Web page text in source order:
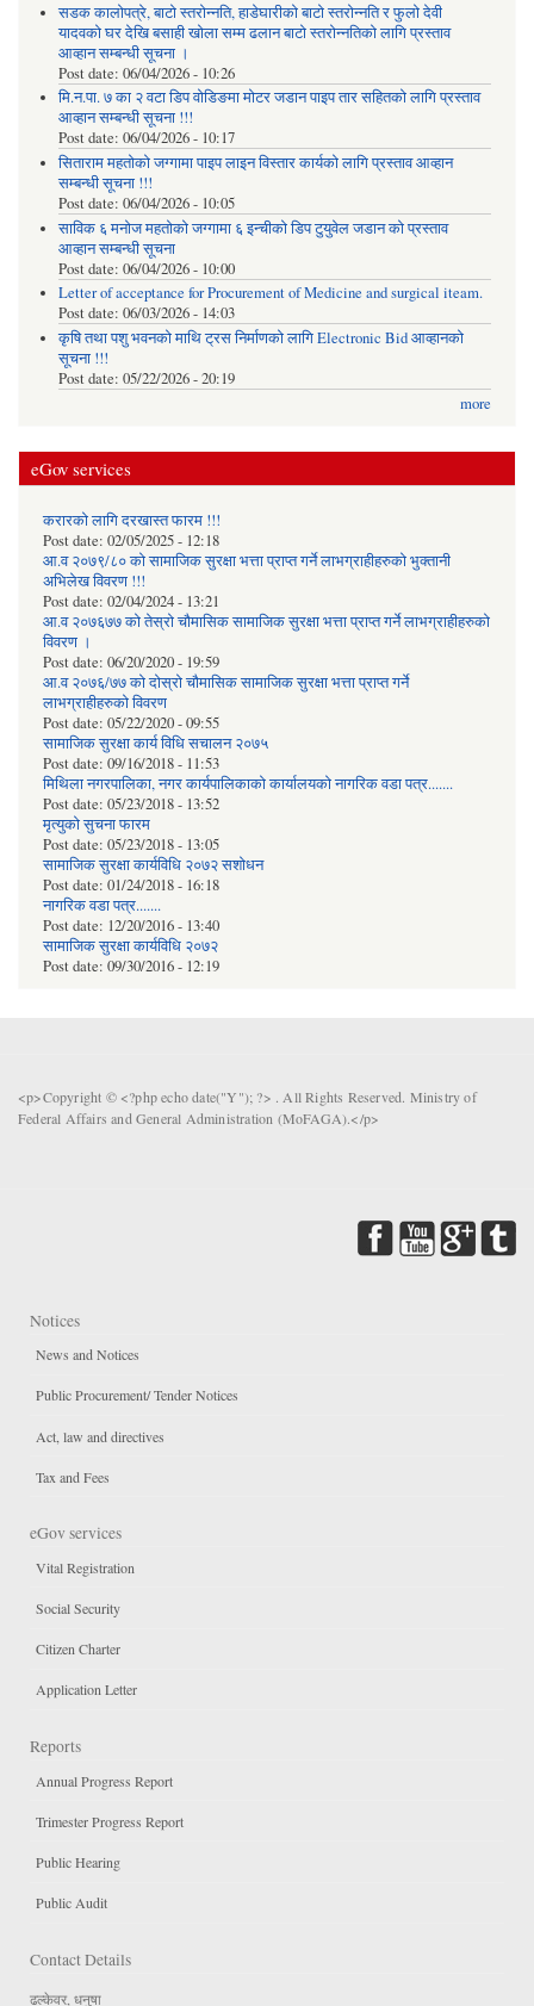
सडक कालोपत्रे, बाटो स्तरोन्नति, हाडेघारीको बाटो स्तरोन्नति र फुलो देवी
यादवको घर देखि बसाही खोला सम्म ढलान बाटो स्तरोन्नतिको लागि प्रस्ताव
आव्हान सम्बन्धी सूचना ।
Post date: 06/04/2026 - 10:26
मि.न.पा. ७ का २ वटा डिप वोडिङमा मोटर जडान पाइप तार सहितको लागि प्रस्ताव
आव्हान सम्बन्धी सूचना !!!
Post date: 06/04/2026 - 10:17
सिताराम महतोको जग्गामा पाइप लाइन विस्तार कार्यको लागि प्रस्ताव आव्हान
सम्बन्धी सूचना !!!
Post date: 06/04/2026 - 10:05
साविक ६ मनोज महतोको जग्गामा ६ इन्चीको डिप टुयुवेल जडान को प्रस्ताव
आव्हान सम्बन्धी सूचना
Post date: 06/04/2026 - 10:00
Letter of acceptance for Procurement of Medicine and surgical iteam.
Post date: 06/03/2026 - 14:03
कृषि तथा पशु भवनको माथि ट्रस निर्माणको लागि Electronic Bid आव्हानको
सूचना !!!
Post date: 05/22/2026 - 20:19
more
eGov services
करारको लागि दरखास्त फारम !!!
Post date: 02/05/2025 - 12:18
आ.व २०७९/८० को सामाजिक सुरक्षा भत्ता प्राप्त गर्ने लाभग्राहीहरुको भुक्तानी
अभिलेख विवरण !!!
Post date: 02/04/2024 - 13:21
आ.व २०७६७७ को तेस्रो चौमासिक सामाजिक सुरक्षा भत्ता प्राप्त गर्ने लाभग्राहीहरुको
विवरण ।
Post date: 06/20/2020 - 19:59
आ.व २०७६/७७ को दोस्रो चौमासिक सामाजिक सुरक्षा भत्ता प्राप्त गर्ने
लाभग्राहीहरुको विवरण
Post date: 05/22/2020 - 09:55
सामाजिक सुरक्षा कार्य विधि स‌चालन २०७५
Post date: 09/16/2018 - 11:53
मिथिला नगरपालिका, नगर कार्यपालिकाको कार्यालयकाे नागरिक वडा पत्र.......
Post date: 05/23/2018 - 13:52
मृत्युको सुचना फारम
Post date: 05/23/2018 - 13:05
सामाजिक सुरक्षा कार्यविधि २०७२ स‌शाेधन
Post date: 01/24/2018 - 16:18
नागरिक वडा पत्र.......
Post date: 12/20/2016 - 13:40
सामाजिक सुरक्षा कार्यविधि २०७२
Post date: 09/30/2016 - 12:19
<p>Copyright © <?php echo date("Y"); ?> . All Rights Reserved. Ministry of
Federal Affairs and General Administration (MoFAGA).</p>
Notices
News and Notices
Public Procurement/ Tender Notices
Act, law and directives
Tax and Fees
eGov services
Vital Registration
Social Security
Citizen Charter
Application Letter
Reports
Annual Progress Report
Trimester Progress Report
Public Hearing
Public Audit
Contact Details
ढल्केवर, धनुषा